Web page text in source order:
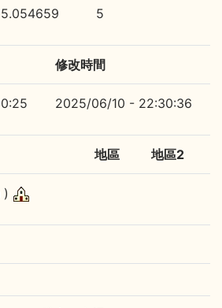
5
修改時間
2025/06/10 - 22:30:36
地區 地區2
)